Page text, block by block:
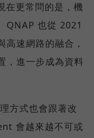
在更常問的是，機
QNAP 也從 2021
速網路的融合，
，進一步成為資料
方式也會跟著改
會越來越不可或